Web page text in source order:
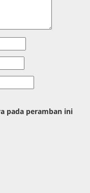
pada peramban ini